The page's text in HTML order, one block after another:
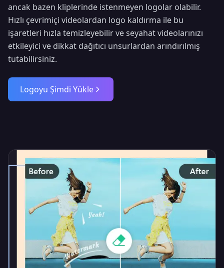
ancak bazen kliplerinde istenmeyen logolar olabilir.
Hızlı çevrimiçi videolardan logo kaldırma ile bu
işaretleri hızla temizleyebilir ve seyahat videolarınızı
etkileyici ve dikkat dağıtıcı unsurlardan arındırılmış
tutabilirsiniz.
Logoyu Şimdi Yükle